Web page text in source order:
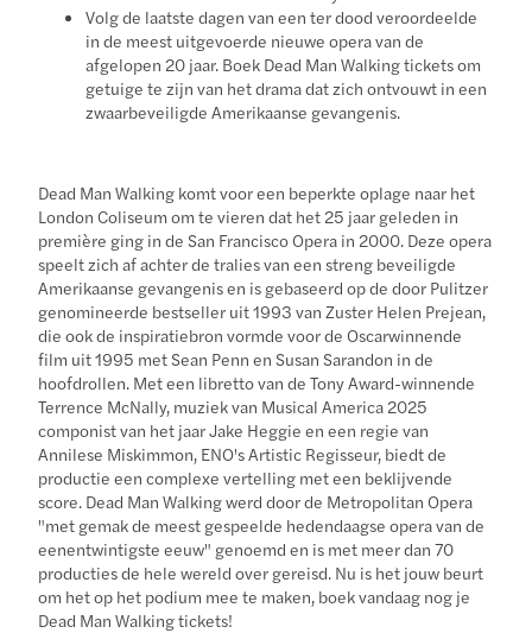
Volg de laatste dagen van een ter dood veroordeelde
in de meest uitgevoerde nieuwe opera van de
afgelopen 20 jaar. Boek Dead Man Walking tickets om
getuige te zijn van het drama dat zich ontvouwt in een
zwaarbeveiligde Amerikaanse gevangenis.
Dead Man Walking komt voor een beperkte oplage naar het
London Coliseum om te vieren dat het 25 jaar geleden in
première ging in de San Francisco Opera in 2000. Deze opera
speelt zich af achter de tralies van een streng beveiligde
Amerikaanse gevangenis en is gebaseerd op de door Pulitzer
genomineerde bestseller uit 1993 van Zuster Helen Prejean,
die ook de inspiratiebron vormde voor de Oscarwinnende
film uit 1995 met Sean Penn en Susan Sarandon in de
hoofdrollen. Met een libretto van de Tony Award-winnende
Terrence McNally, muziek van Musical America 2025
componist van het jaar Jake Heggie en een regie van
Annilese Miskimmon, ENO's Artistic Regisseur, biedt de
productie een complexe vertelling met een beklijvende
score. Dead Man Walking werd door de Metropolitan Opera
"met gemak de meest gespeelde hedendaagse opera van de
eenentwintigste eeuw" genoemd en is met meer dan 70
producties de hele wereld over gereisd. Nu is het jouw beurt
om het op het podium mee te maken, boek vandaag nog je
Dead Man Walking tickets!